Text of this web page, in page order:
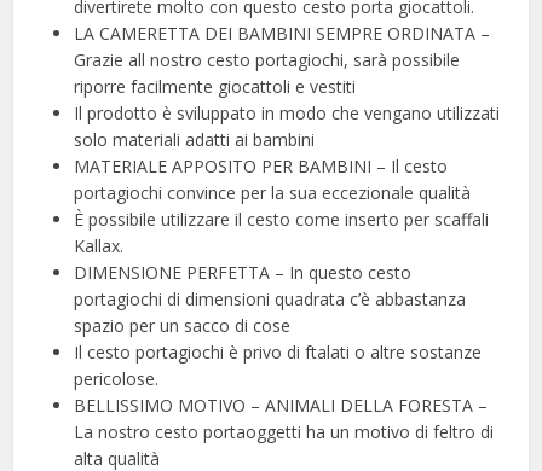
divertirete molto con questo cesto porta giocattoli.
LA CAMERETTA DEI BAMBINI SEMPRE ORDINATA –
Grazie all nostro cesto portagiochi, sarà possibile
riporre facilmente giocattoli e vestiti
Il prodotto è sviluppato in modo che vengano utilizzati
solo materiali adatti ai bambini
MATERIALE APPOSITO PER BAMBINI – Il cesto
portagiochi convince per la sua eccezionale qualità
È possibile utilizzare il cesto come inserto per scaffali
Kallax.
DIMENSIONE PERFETTA – In questo cesto
portagiochi di dimensioni quadrata c’è abbastanza
spazio per un sacco di cose
Il cesto portagiochi è privo di ftalati o altre sostanze
pericolose.
BELLISSIMO MOTIVO – ANIMALI DELLA FORESTA –
La nostro cesto portaoggetti ha un motivo di feltro di
alta qualità